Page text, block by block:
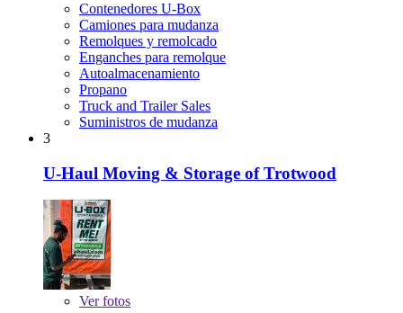
Contenedores U-Box
Camiones para mudanza
Remolques y remolcado
Enganches para remolque
Autoalmacenamiento
Propano
Truck and Trailer Sales
Suministros de mudanza
3
U-Haul Moving & Storage of Trotwood
Verfotos